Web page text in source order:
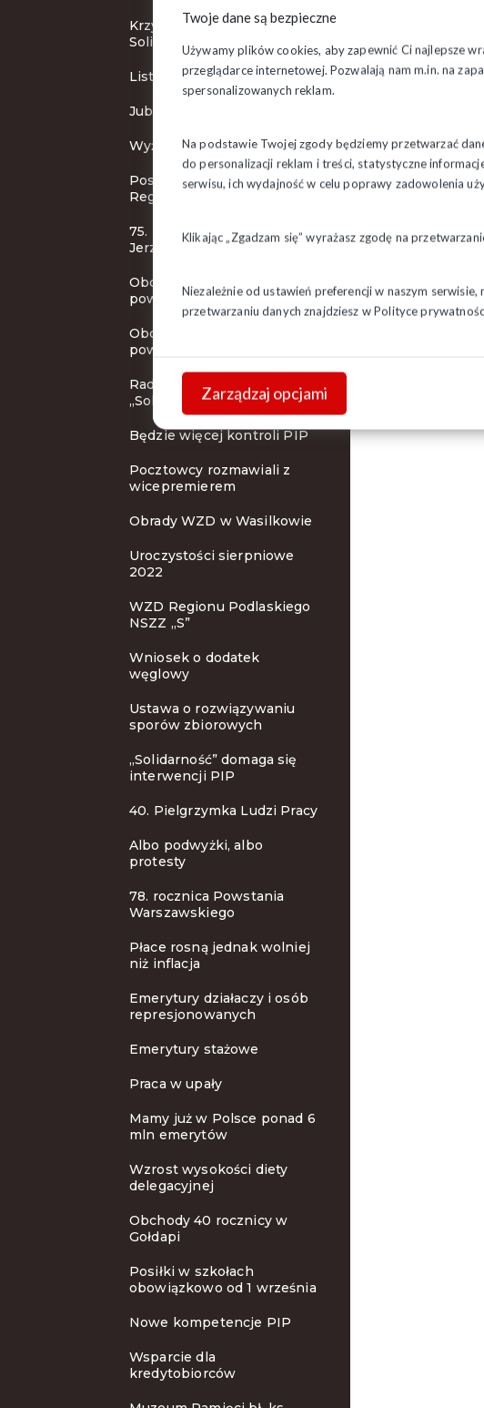
Twoje dane są bezpieczne
Używamy plików cookies, aby zapewnić Ci najlepsze
przeglądarce internetowej. Pozwalają nam m.in. na
spersonalizowanych reklam.
Na podstawie Twojej zgody będziemy przetwarzać
do personalizacji reklam i treści, statystyczne
serwisu, ich wydajność w celu poprawy zadowolenia
Klikając „Zgadzam się” wyrażasz zgodę na
Niezależnie od ustawień preferencji w naszym
przetwarzaniu danych znajdziesz wPolityce
Zarządzaj opcjami
Krzyże Wolności i
Solidarności
List do Ursuli von der Leyen
Jubileuszowa pielgrzymka
Wyższa płaca minimalna
Posiedzenie Zarządu
Regionu
75. rocznica urodzin bł. ks.
Jerzego
Obchody 42. rocznicy
powstania NSZZ "S" c.d.
Obchody 42. rocznicy
powstania NSZZ "S"
Rada KSOiW NSZZ
„Solidarność"
Będzie więcej kontroli PIP
Pocztowcy rozmawiali z
wicepremierem
Obrady WZD w Wasilkowie
Uroczystości sierpniowe
2022
WZD Regionu Podlaskiego
NSZZ „S”
Wniosek o dodatek
węglowy
Ustawa o rozwiązywaniu
sporów zbiorowych
„Solidarność” domaga się
interwencji PIP
40. Pielgrzymka Ludzi Pracy
Albo podwyżki, albo
protesty
78. rocznica Powstania
Warszawskiego
Płace rosną jednak wolniej
niż inflacja
Emerytury działaczy i osób
represjonowanych
Emerytury stażowe
Praca w upały
Mamy już w Polsce ponad 6
mln emerytów
Wzrost wysokości diety
delegacyjnej
Obchody 40 rocznicy w
Gołdapi
Posiłki w szkołach
obowiązkowo od 1 września
Nowe kompetencje PIP
Wsparcie dla
kredytobiorców